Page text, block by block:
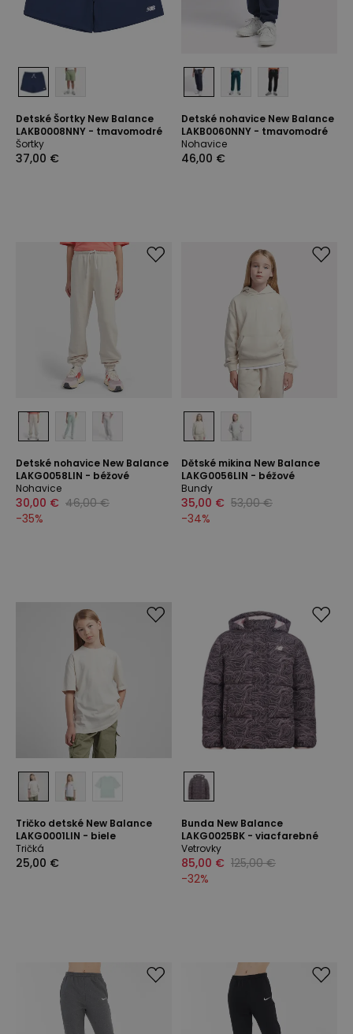
Detské Šortky New Balance
LAKB0008NNY - tmavomodré
Šortky
37,00 €
Detské nohavice New Balance
LAKB0060NNY - tmavomodré
Nohavice
46,00 €
Detské nohavice New Balance
LAKG0058LIN - béžové
Nohavice
30,00 € 46,00 €
-35%
Dětské mikina New Balance
LAKG0056LIN - béžové
Bundy
35,00 € 53,00 €
-34%
Tričko detské New Balance
LAKG0001LIN - biele
Tričká
25,00 €
Bunda New Balance
LAKG0025BK - viacfarebné
Vetrovky
85,00 € 125,00 €
-32%